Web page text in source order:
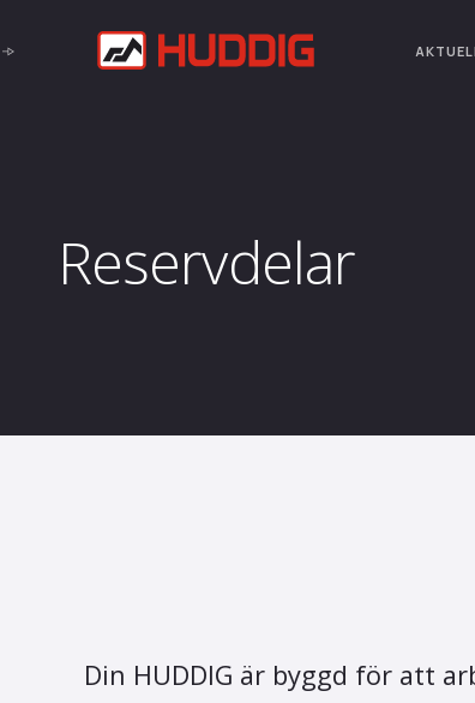
Reservdelar
Din HUDDIG är byggd för att